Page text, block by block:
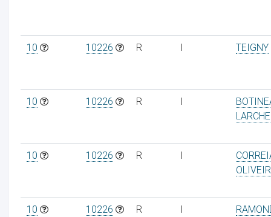
10 10226 R I TEIGNY
10 10226 R I
10 10226 R I
10 10226 R I